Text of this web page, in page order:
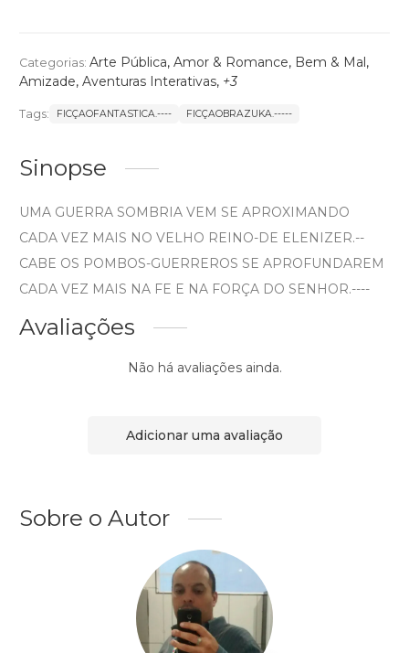
Categorias: Arte Pública, Amor & Romance, Bem & Mal,
Amizade, Aventuras Interativas, +3
Tags: FICÇAOFANTASTICA.---- FICÇAOBRAZUKA.-----
Sinopse
UMA GUERRA SOMBRIA VEM SE APROXIMANDO
CADA VEZ MAIS NO VELHO REINO-DE ELENIZER.--
CABE OS POMBOS-GUERREROS SE APROFUNDAREM
CADA VEZ MAIS NA FE E NA FORÇA DO SENHOR.----
Avaliações
Não há avaliações ainda.
Adicionar uma avaliação
Sobre o Autor